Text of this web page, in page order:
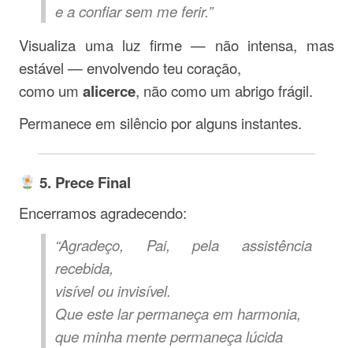
e a confiar sem me ferir.”
Visualiza uma luz firme — não intensa, mas
estável — envolvendo teu coração,
como um alicerce, não como um abrigo frágil.
Permanece em silêncio por alguns instantes.
5. Prece Final
Encerramos agradecendo:
“Agradeço, Pai, pela assistência
recebida,
visível ou invisível.
Que este lar permaneça em harmonia,
que minha mente permaneça lúcida